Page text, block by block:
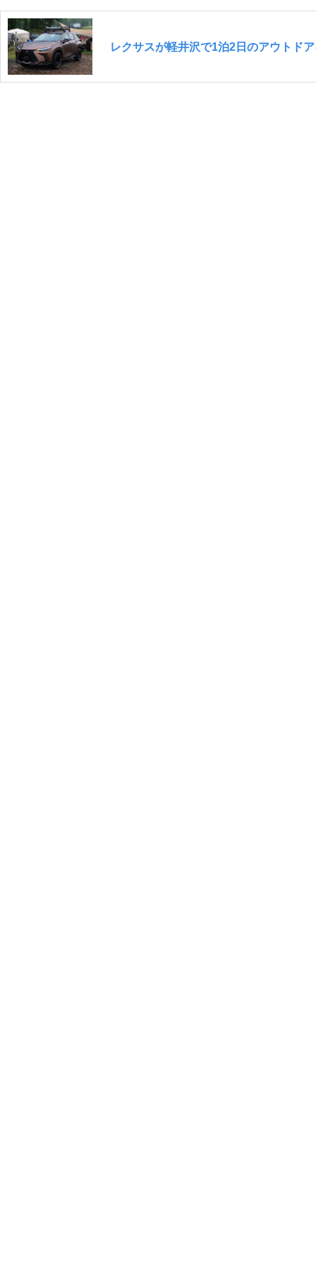
レクサスが軽井沢で1泊2日のアウトド